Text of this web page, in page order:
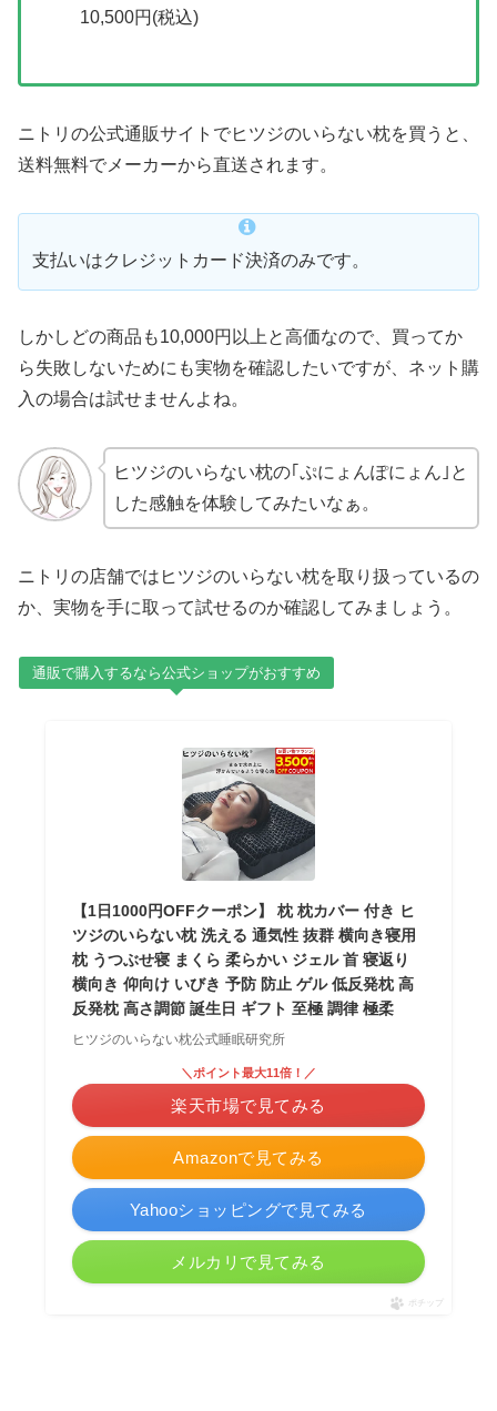
10,500円(税込)
ニトリの公式通販サイトでヒツジのいらない枕を買うと、
送料無料でメーカーから直送されます。
支払いはクレジットカード決済のみです。
しかしどの商品も10,000円以上と高価なので、買ってか
ら失敗しないためにも実物を確認したいですが、ネット購
入の場合は試せませんよね。
ヒツジのいらない枕の｢ぷにょんぽにょん｣と
した感触を体験してみたいなぁ。
ニトリの店舗ではヒツジのいらない枕を取り扱っているの
か、実物を手に取って試せるのか確認してみましょう。
通販で購入するなら公式ショップがおすすめ
【1日1000円OFFクーポン】 枕 枕カバー 付き ヒ
ツジのいらない枕 洗える 通気性 抜群 横向き寝用
枕 うつぶせ寝 まくら 柔らかい ジェル 首 寝返り
横向き 仰向け いびき 予防 防止 ゲル 低反発枕 高
反発枕 高さ調節 誕生日 ギフト 至極 調律 極柔
ヒツジのいらない枕公式睡眠研究所
Amazonで見てみる
＼ポイント最大11倍！／
楽天市場で見てみる
Yahooショッピングで見てみる
メルカリで見てみる
ポチップ